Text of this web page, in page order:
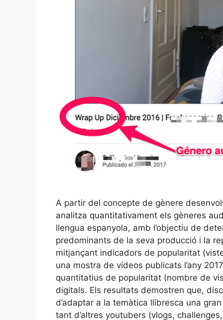
A partir del concepte de gènere
analitza quantitativament els gèneres
llengua espanyola, amb l’objectiu de
predominants de la seva producció i la
mitjançant indicadors de popularitat
una mostra de vídeos publicats l’any
quantitatius de popularitat (nombre de
digitals. Els resultats demostren que,
d’adaptar a la temàtica llibresca una
tant d’altres youtubers (vlogs,